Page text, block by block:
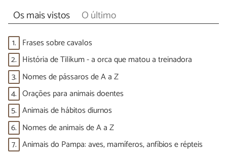
Os mais vistos O último
1. Frases sobre cavalos
2. História de Tilikum - a orca que matou a treinadora
3. Nomes de pássaros de A a Z
4. Orações para animais doentes
5. Animais de hábitos diurnos
6. Nomes de animais de A a Z
7. Animais do Pampa: aves, mamíferos, anfíbios e répteis